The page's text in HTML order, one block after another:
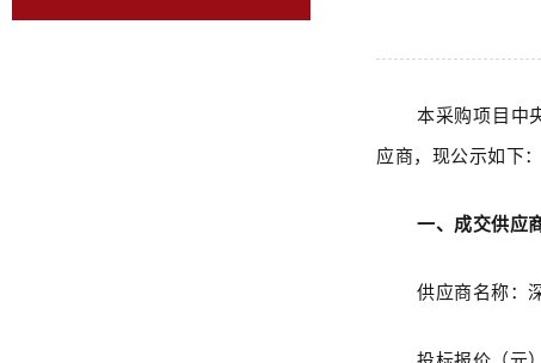
本采购项 目 中
应商，现公示如下：
一、 成交供应
供应商名称：